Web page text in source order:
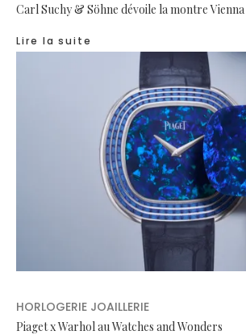
Carl Suchy & Söhne dévoile la montre Vienna
Lire la suite
HORLOGERIE JOAILLERIE
Piaget x Warhol au Watches and Wonders